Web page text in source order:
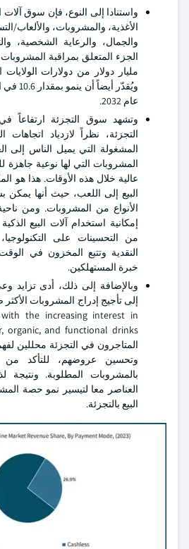
واستنادا إلى النوع، فإن سوق آلات
الأغذية، والمشروبات، والألعاب/
والجمال، والرعاية الشخصية،
عام 2032.
وتشهد سوق التجزئة ارتفاعاً
التجزئة، نظراً لازدياد اتجاهات
المشغولة التي يميل الناس إلى
المشروبات التي لها نوعية جاهزة
عالية خلال هذه الأوقات. هذا هو
البيع إلى اللعب، حيث أنها
الأنواع من المشروبات. ومن
إمكانية استخدام آلات البيع
من التحسينات على
النقدية وتتبع المخزون في
خبرة المستهلكين.
وبالإضافة إلى ذلك، أدى تزايد
the increasing interest in
المتاجرون في التجزئة محللين
وتحسين عروضهم، للتأكد من
بالمشروبات المطلوبة.
العناصر معا لتيسير نمو حصة
البيع بالتجزئة.